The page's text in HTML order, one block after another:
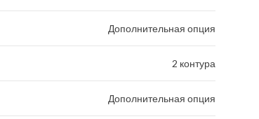
Дополнительная опция
2 контура
Дополнительная опция